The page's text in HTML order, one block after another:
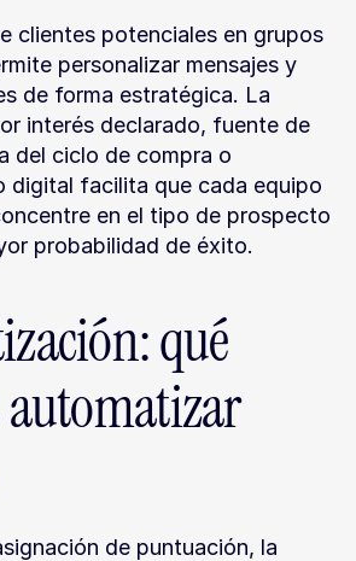
clientes potenciales en grupos
personalizar mensajes y
de forma estratégica. La
interés declarado, fuente de
del ciclo de compra o
digital facilita que cada equipo
en el tipo de prospecto
probabilidad de éxito.
qué
automatizar
de puntuación, la